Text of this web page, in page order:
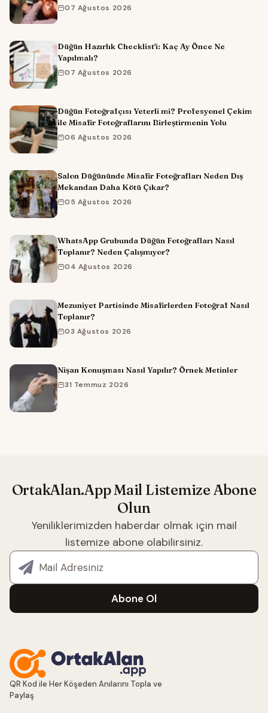
07 Ağustos 2026
Düğün Hazırlık Checklist'i: Kaç Ay Önce Ne
Yapılmalı?
07 Ağustos 2026
Düğün Fotoğrafçısı Yeterli mi? Profesyonel Çekim
ile Misafir Fotoğraflarını Birleştirmenin Yolu
06 Ağustos 2026
Salon Düğününde Misafir Fotoğrafları Neden Dış
Mekandan Daha Kötü Çıkar?
05 Ağustos 2026
WhatsApp Grubunda Düğün Fotoğrafları Nasıl
Toplanır? Neden Çalışmıyor?
04 Ağustos 2026
Mezuniyet Partisinde Misafirlerden Fotoğraf Nasıl
Toplanır?
03 Ağustos 2026
Nişan Konuşması Nasıl Yapılır? Örnek Metinler
31 Temmuz 2026
OrtakAlan.App Mail Listemize Abone
Olun
Yeniliklerimizden haberdar olmak için mail
listemize abone olabilirsiniz.
E-posta adresiniz
Abone Ol
QR Kod ile Her Köşeden Anılarını Topla ve
Paylaş